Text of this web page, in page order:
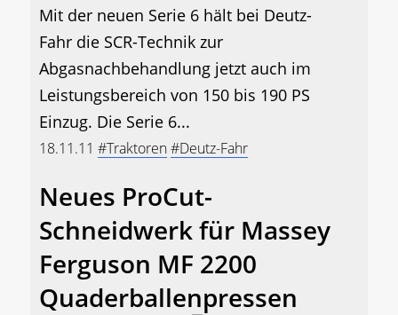
Mit der neuen Serie 6 hält bei Deutz-
Fahr die SCR-Technik zur
Abgasnachbehandlung jetzt auch im
Leistungsbereich von 150 bis 190 PS
Einzug. Die Serie 6...
18.11.11 #Traktoren#Deutz-Fahr
Neues ProCut-
Schneidwerk für Massey
Ferguson MF 2200
Quaderballenpressen